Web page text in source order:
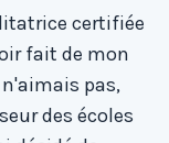
certifiée
fait de mon
pas,
des écoles